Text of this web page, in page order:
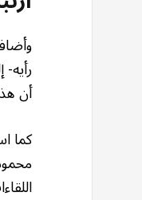
أن
كما